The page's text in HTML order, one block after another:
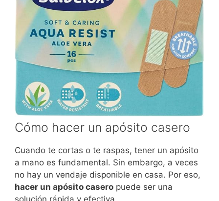
Cómo hacer un apósito casero
Cuando te cortas o te raspas, tener un apósito
a mano es fundamental. Sin embargo, a veces
no hay un vendaje disponible en casa. Por eso,
hacer un apósito casero puede ser una
solución rápida y efectiva.